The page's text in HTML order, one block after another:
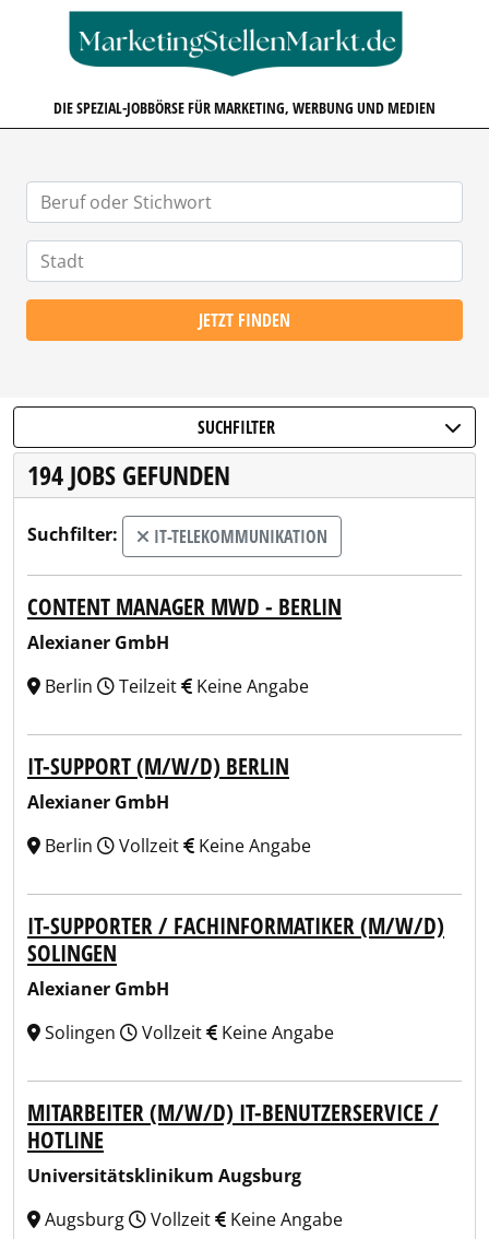
DIE SPEZIAL-JOBBÖRSE FÜR MARKETING, WERBUNG UND MEDIEN
JETZT FINDEN
SUCHFILTER
194 JOBS GEFUNDEN
Suchfilter: IT-TELEKOMMUNIKATION
CONTENT MANAGER MWD - BERLIN
Alexianer GmbH
Berlin
Teilzeit Keine Angabe
IT-SUPPORT (M/W/D) BERLIN
Alexianer GmbH
Berlin
Vollzeit Keine Angabe
IT-SUPPORTER / FACHINFORMATIKER (M/W/D)
SOLINGEN
Alexianer GmbH
Solingen
Vollzeit Keine Angabe
MITARBEITER (M/W/D) IT-BENUTZERSERVICE /
HOTLINE
Universitätsklinikum Augsburg
Augsburg
Vollzeit Keine Angabe